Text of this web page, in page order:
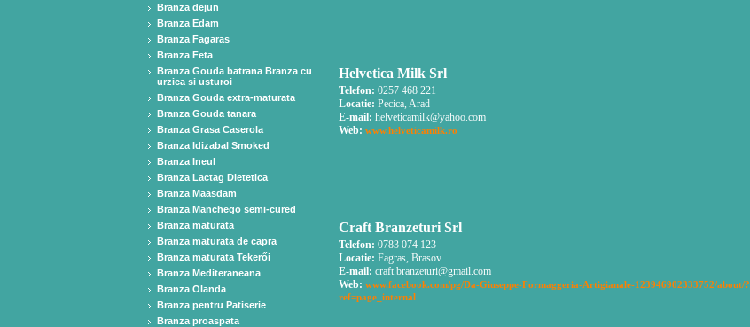
Branza dejun
Branza Edam
Branza Fagaras
Branza Feta
Branza Gouda batrana Branza cu
urzica si usturoi
Branza Gouda extra-maturata
Branza Gouda tanara
Branza Grasa Caserola
Branza Idizabal Smoked
Branza Ineul
Branza Lactag Dietetica
Branza Maasdam
Branza Manchego semi-cured
Branza maturata
Branza maturata de capra
Branza maturata Tekerői
Branza Mediteraneana
Branza Olanda
Branza pentru Patiserie
Branza proaspata
Helvetica Milk Srl
Telefon: 0257 468 221
Locatie: Pecica, Arad
E-mail: helveticamilk@yahoo.com
Web: www.helveticamilk.ro
Craft Branzeturi Srl
Telefon: 0783 074 123
Locatie: Fagras, Brasov
E-mail: craft.branzeturi@gmail.com
Web: www.facebook.com/pg/Da-Giuseppe-Formaggeria-Artigianale-123946902333752/about/?
ref=page_internal